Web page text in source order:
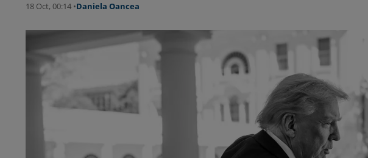
18 Oct, 00:14 •Daniela Oancea